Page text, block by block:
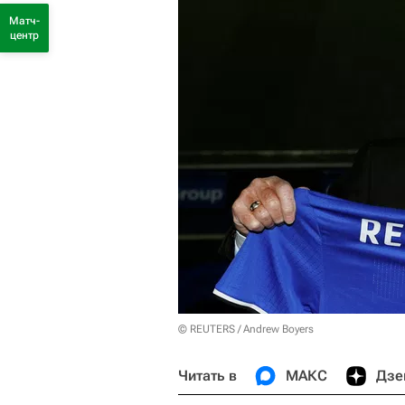
© REUTERS / Andrew Boyers
Читать в МАКС
Матч-
центр